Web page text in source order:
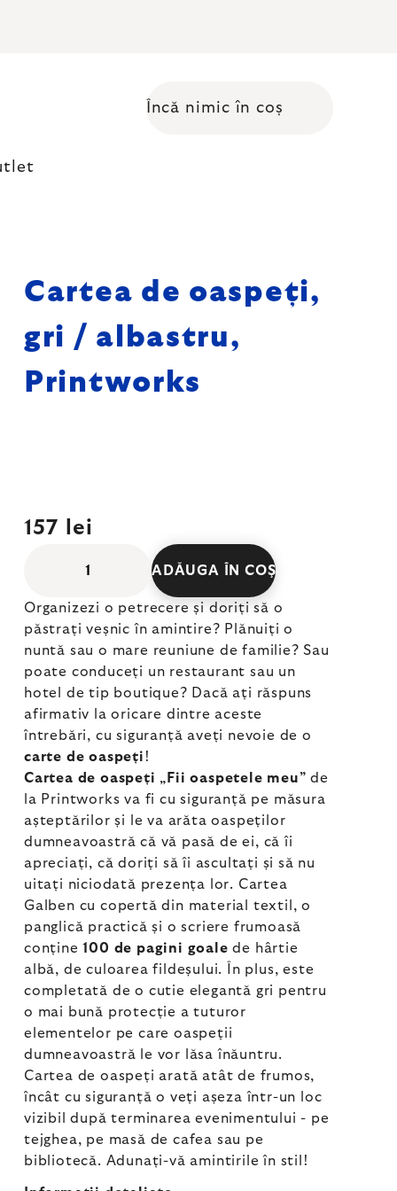
Coş de cumpărături
Încă nimic în coș
Cartea de oaspeți,
gri / albastru,
Printworks
157 lei
ADĂUGA ÎN COŞ
Organizezi o petrecere și doriți să o
păstrați veșnic în amintire? Plănuiți o
nuntă sau o mare reuniune de familie? Sau
poate conduceți un restaurant sau un
hotel de tip boutique? Dacă ați răspuns
afirmativ la oricare dintre aceste
întrebări, cu siguranță aveți nevoie de o
carte de oaspeți !
Cartea de oaspeți „Fii oaspetele meu” de
la Printworks va fi cu siguranță pe măsura
așteptărilor și le va arăta oaspeților
dumneavoastră că vă pasă de ei, că îi
apreciați, că doriți să îi ascultați și să nu
uitați niciodată prezența lor. Cartea
Galben cu copertă din material textil, o
panglică practică și o scriere frumoasă
conține100 de pagini goale de hârtie
albă, de culoarea fildeșului. În plus, este
completată de o cutie elegantă gri pentru
o mai bună protecție a tuturor
elementelor pe care oaspeții
dumneavoastră le vor lăsa înăuntru.
Cartea de oaspeți arată atât de frumos,
încât cu siguranță o veți așeza într-un loc
vizibil după terminarea evenimentului - pe
tejghea, pe masă de cafea sau pe
bibliotecă. Adunați-vă amintirile în stil!